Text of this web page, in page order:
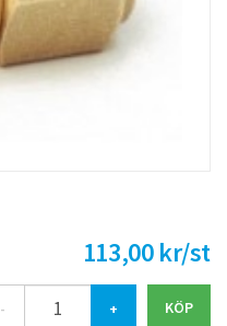
113,00 kr/st
- +